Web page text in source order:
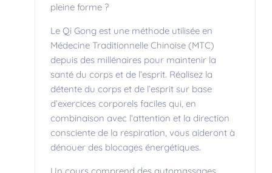
pleine forme ?
Le Qi Gong est une méthode utilisée en
Médecine Traditionnelle Chinoise (MTC)
depuis des millénaires pour maintenir la
santé du corps et de l’esprit. Réalisez la
détente du corps et de l’esprit sur base
d’exercices corporels faciles qui, en
combinaison avec l’attention et la direction
consciente de la respiration, vous aideront à
dénouer des blocages énergétiques.
Un cours comprend des automassages,